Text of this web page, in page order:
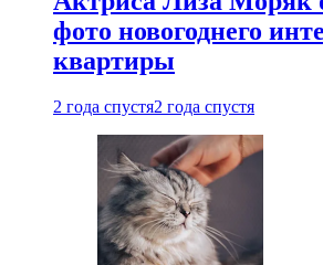
фото новогоднего
квартиры
2 года спустя2 года спустя